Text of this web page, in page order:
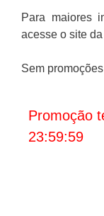
Para maiores
acesse o site da
Sem
Promoção
23:59:59